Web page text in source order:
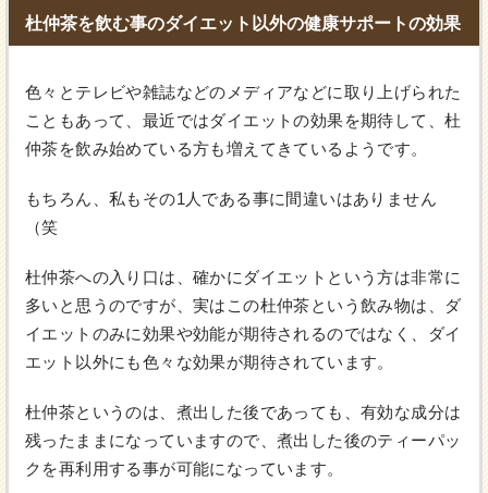
杜仲茶を飲む事のダイエット以外の健康サポートの効果
色々とテレビや雑誌などのメディアなどに取り上げられた
こともあって、最近ではダイエットの効果を期待して、杜
仲茶を飲み始めている方も増えてきているようです。
もちろん、私もその1人である事に間違いはありません
（笑
杜仲茶への入り口は、確かにダイエットという方は非常に
多いと思うのですが、実はこの杜仲茶という飲み物は、ダ
イエットのみに効果や効能が期待されるのではなく、ダイ
エット以外にも色々な効果が期待されています。
杜仲茶というのは、煮出した後であっても、有効な成分は
残ったままになっていますので、煮出した後のティーパッ
クを再利用する事が可能になっています。